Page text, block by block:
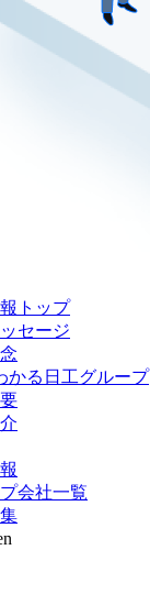
トップ
セージ
かる日工グループ
会社一覧